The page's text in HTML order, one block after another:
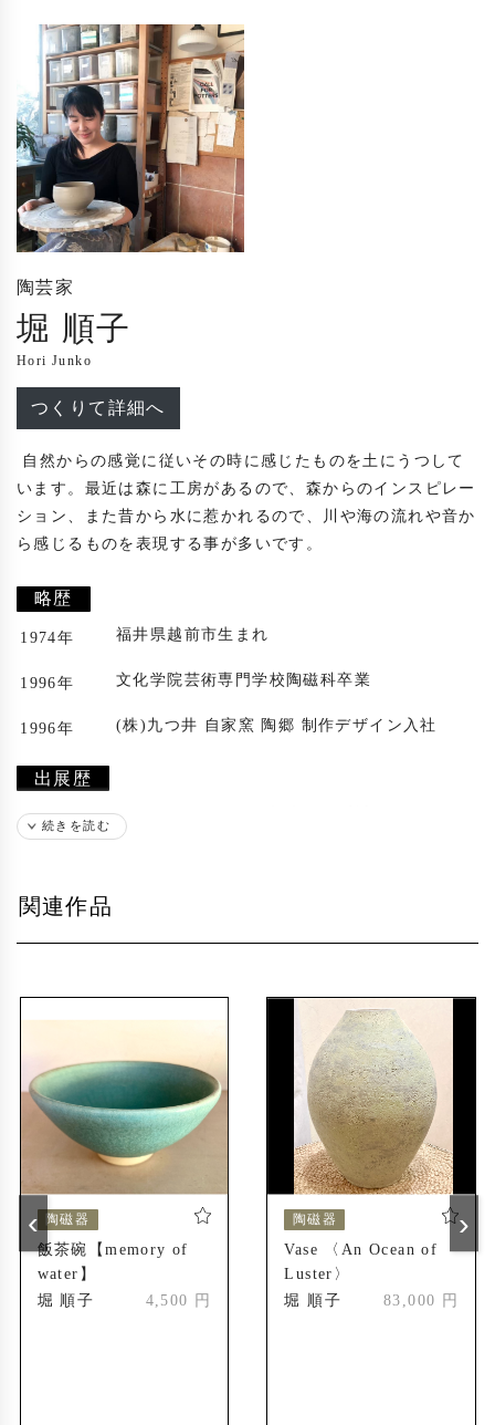
陶芸家
堀 順子
Hori Junko
つくりて詳細へ
います。最近は森に工房があるので、森からのインスピレー
ション、また昔から水に惹かれるので、川や海の流れや音か
ら感じるものを表現する事が多いです。
略歴
1974年 福井県越前市生まれ
1996年 文化学院芸術専門学校陶磁科卒業
1996年 (株)九つ井 自家窯 陶郷 制作デザイン入社
出展歴
2007年 2 人展 いまぁじん (栃木県 足利市)
2011年
Carrousel des metiers d’art et de creation(ルー
2013年
国際茶碗展(台湾)
東洋美術館 茶会 茶道具出品(モスクワ・ロシ
ア)
2014年
1st international festival of fine art (Horice C
zech Republic)
2人展 呑龍文庫ももとせ(太田市 群馬)
2015年 個展 Mizen Fine art (Paris)
続きを読む
関連作品
陶磁器
飯茶碗【memory of
water】
堀 順子
4,500 円
陶磁器
Vase 〈An Ocean of
Luster〉
堀 順子
83,000 円
‹ ›